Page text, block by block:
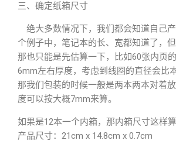
三、确定纸箱尺寸
绝大多数情况下，我们都会知道自己
个例子中，笔记本的长、宽都知道了，但
那也只能是先估算一下，比如60张内页
6mm左右厚度，考虑到线圈的直径会比
那我们包装的时候一般是两本两本对着
度可以按大概7mm来算。
如果是12本一个内箱，那内箱尺寸这样算
产品尺寸：21cm x 14.8cm x 0.7cm